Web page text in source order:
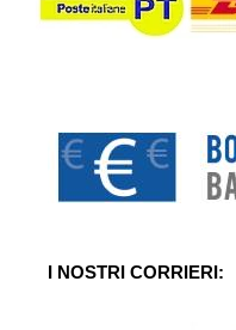
I NOSTRI CORRIERI: